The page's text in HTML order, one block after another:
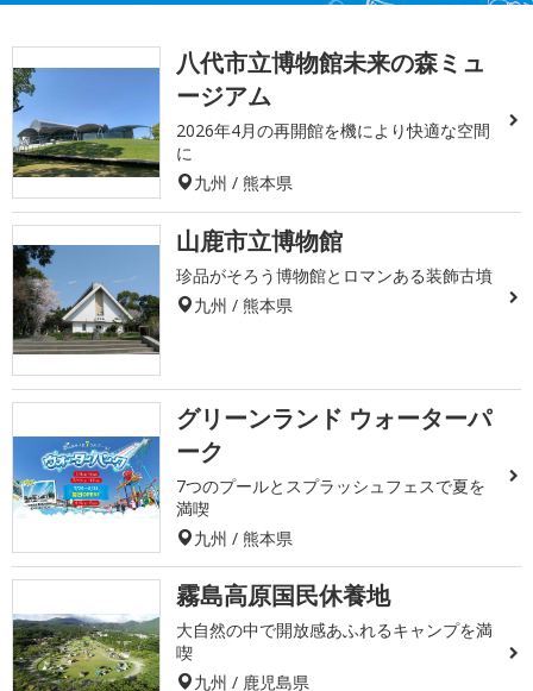
八代市立博物館未来の森ミュ
ージアム
2026年4月の再開館を機により快適な空間
に
九州 / 熊本県
山鹿市立博物館
珍品がそろう博物館とロマンある装飾古墳
九州 / 熊本県
グリーンランド ウォーターパ
ーク
7つのプールとスプラッシュフェスで夏を
満喫
九州 / 熊本県
霧島高原国民休養地
大自然の中で開放感あふれるキャンプを満
喫
九州 / 鹿児島県